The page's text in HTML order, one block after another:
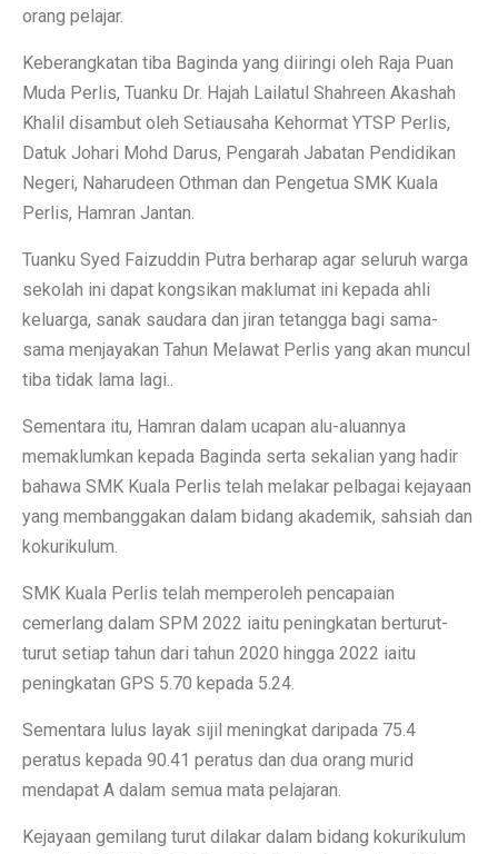
orang pelajar.
Keberangkatan tiba Baginda yang diiringi oleh Raja Puan
Muda Perlis, Tuanku Dr. Hajah Lailatul Shahreen Akashah
Khalil disambut oleh Setiausaha Kehormat YTSP Perlis,
Datuk Johari Mohd Darus, Pengarah Jabatan Pendidikan
Negeri, Naharudeen Othman dan Pengetua SMK Kuala
Perlis, Hamran Jantan.
Tuanku Syed Faizuddin Putra berharap agar seluruh warga
sekolah ini dapat kongsikan maklumat ini kepada ahli
keluarga, sanak saudara dan jiran tetangga bagi sama-
sama menjayakan Tahun Melawat Perlis yang akan muncul
tiba tidak lama lagi..
Sementara itu, Hamran dalam ucapan alu-aluannya
memaklumkan kepada Baginda serta sekalian yang hadir
bahawa SMK Kuala Perlis telah melakar pelbagai kejayaan
yang membanggakan dalam bidang akademik, sahsiah dan
kokurikulum.
SMK Kuala Perlis telah memperoleh pencapaian
cemerlang dalam SPM 2022 iaitu peningkatan berturut-
turut setiap tahun dari tahun 2020 hingga 2022 iaitu
peningkatan GPS 5.70 kepada 5.24.
Sementara lulus layak sijil meningkat daripada 75.4
peratus kepada 90.41 peratus dan dua orang murid
mendapat A dalam semua mata pelajaran.
Kejayaan gemilang turut dilakar dalam bidang kokurikulum